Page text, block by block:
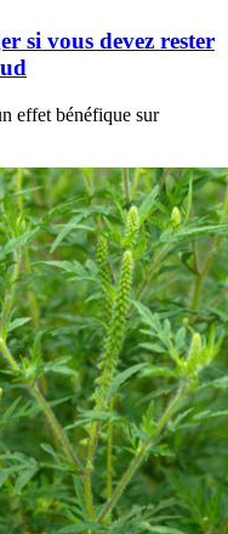
si vous devez rester
effet bénéfique sur